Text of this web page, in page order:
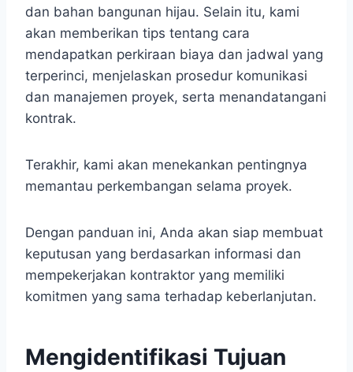
dan bahan bangunan hijau. Selain itu, kami
akan memberikan tips tentang cara
mendapatkan perkiraan biaya dan jadwal yang
terperinci, menjelaskan prosedur komunikasi
dan manajemen proyek, serta menandatangani
kontrak.
Terakhir, kami akan menekankan pentingnya
memantau perkembangan selama proyek.
Dengan panduan ini, Anda akan siap membuat
keputusan yang berdasarkan informasi dan
mempekerjakan kontraktor yang memiliki
komitmen yang sama terhadap keberlanjutan.
Mengidentifikasi Tujuan